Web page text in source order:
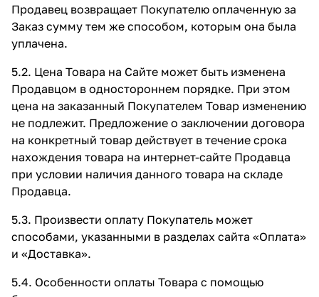
Продавец возвращает Покупателю оплаченную за
Заказ сумму тем же способом, которым она была
уплачена.
5.2. Цена Товара на Сайте может быть изменена
Продавцом в одностороннем порядке. При этом
цена на заказанный Покупателем Товар изменению
не подлежит. Предложение о заключении договора
на конкретный товар действует в течение срока
нахождения товара на интернет-сайте Продавца
при условии наличия данного товара на складе
Продавца.
5.3. Произвести оплату Покупатель может
способами, указанными в разделах сайта «Оплата»
и «Доставка».
5.4. Особенности оплаты Товара с помощью